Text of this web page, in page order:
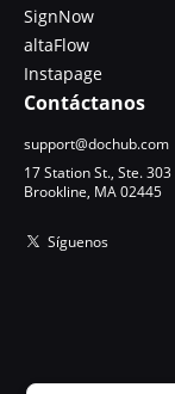
SignNow
altaFlow
Instapage
Contáctanos
support@dochub.com
17 Station St., Ste. 303
Brookline, MA 02445
Síguenos